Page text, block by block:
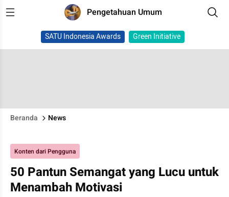
Pengetahuan Umum
SATU Indonesia Awards Green Initiative
Beranda News
Konten dari Pengguna
50 Pantun Semangat yang Lucu untuk
Menambah Motivasi